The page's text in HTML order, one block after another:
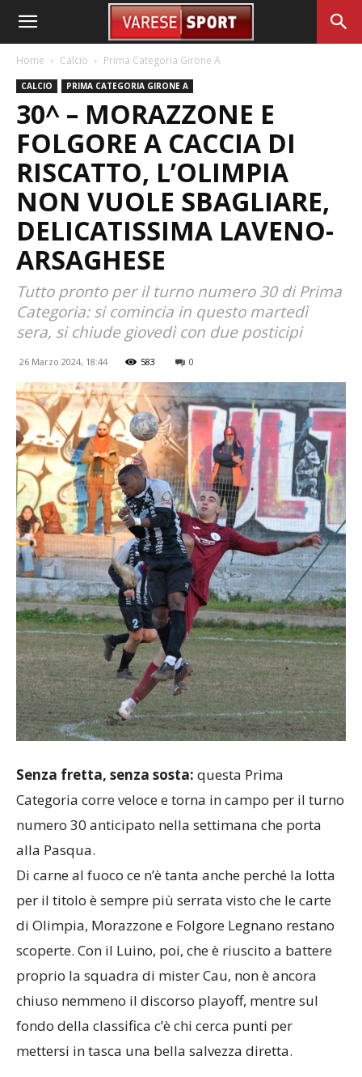
Home Calcio Prima Categoria Girone A
CALCIO PRIMA CATEGORIA GIRONE A
30^ – MORAZZONE E
FOLGORE A CACCIA DI
RISCATTO, L’OLIMPIA
NON VUOLE SBAGLIARE,
DELICATISSIMA LAVENO-
ARSAGHESE
Tutto pronto per il turno numero 30 di Prima
Categoria: si comincia in questo martedì
sera, si chiude giovedì con due posticipi
26 Marzo 2024, 18:44 583 0
Senza fretta, senza sosta: questa Prima
Categoria corre veloce e torna in campo per il turno
numero 30 anticipato nella settimana che porta
alla Pasqua.
Di carne al fuoco ce n’è tanta anche perché la lotta
per il titolo è sempre più serrata visto che le carte
di Olimpia, Morazzone e Folgore Legnano restano
scoperte. Con il Luino, poi, che è riuscito a battere
proprio la squadra di mister Cau, non è ancora
chiuso nemmeno il discorso playoff, mentre sul
fondo della classifica c’è chi cerca punti per
mettersi in tasca una bella salvezza diretta.